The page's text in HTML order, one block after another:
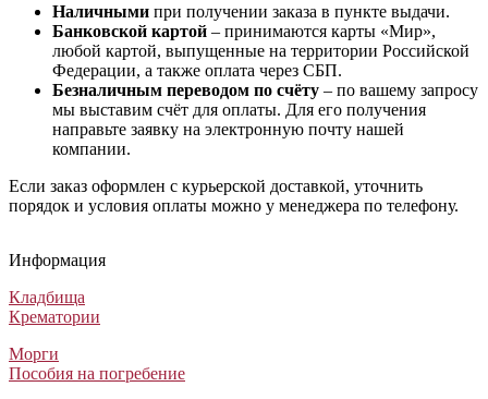
Наличными при получении заказа в пункте выдачи.
Банковской картой – принимаются карты «Мир»,
любой картой, выпущенные на территории Российской
Федерации, а также оплата через СБП.
Безналичным переводом по счёту – по вашему запросу
мы выставим счёт для оплаты. Для его получения
направьте заявку на электронную почту нашей
компании.
Если заказ оформлен с курьерской доставкой, уточнить
порядок и условия оплаты можно у менеджера по телефону.
Венки из искусственных цветов
Венки из искусственных цветов
Венки из искусственных цветов
Венки из искусственных цветов
Информация
Кладбища
Крематории
Морги
Пособия на погребение